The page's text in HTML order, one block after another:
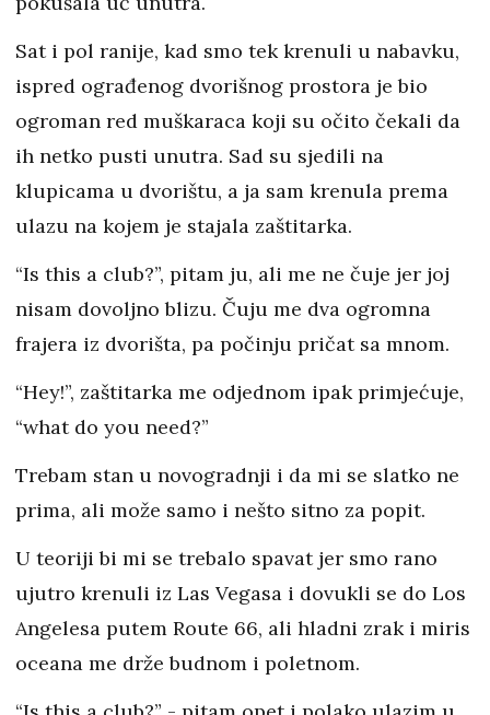
Sat i pol ranije, kad smo tek krenuli u nabavku,
ispred ograđenog dvorišnog prostora je bio
ogroman red muškaraca koji su očito čekali da
ih netko pusti unutra. Sad su sjedili na
klupicama u dvorištu, a ja sam krenula prema
ulazu na kojem je stajala zaštitarka.
“Is this a club?”, pitam ju, ali me ne čuje jer joj
nisam dovoljno blizu. Čuju me dva ogromna
frajera iz dvorišta, pa počinju pričat sa mnom.
“Hey!”, zaštitarka me odjednom ipak primjećuje,
“what do you need?”
Trebam stan u novogradnji i da mi se slatko ne
prima, ali može samo i nešto sitno za popit.
U teoriji bi mi se trebalo spavat jer smo rano
ujutro krenuli iz Las Vegasa i dovukli se do Los
Angelesa putem Route 66, ali hladni zrak i miris
oceana me drže budnom i poletnom.